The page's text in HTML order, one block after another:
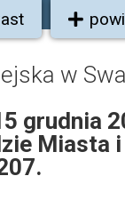
w
grudnia
Miasta